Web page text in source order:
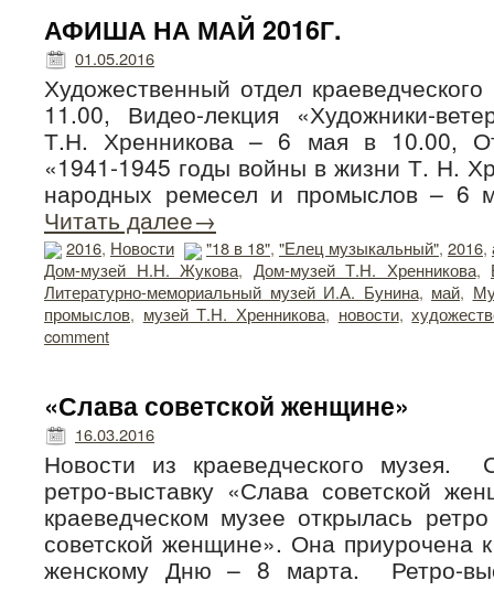
АФИША НА МАЙ 2016Г.
01.05.2016
Художественный отдел
11.00, Видео-лекция «Художники-
Т.Н. Хренникова – 6 мая в 10.00,
«1941-1945 годы войны в жизни Т. Н.
народных ремесел и промыслов –
Читать далее→
2016, Новости "18 в 18", "Елец музыкальный", 2016,
Дом-музей Н.Н. Жукова, Дом-музей Т.Н. Хренникова,
Литературно-мемориальный музей И.А. Бунина, май,
промыслов, музей Т.Н. Хренникова, новости,
comment
«Слава советской женщине»
16.03.2016
Новости из краеведческого музея.
ретро-выставку «Слава советской
краеведческом музее открылась
советской женщине». Она приурочена
женскому Дню – 8 марта. Ретро-